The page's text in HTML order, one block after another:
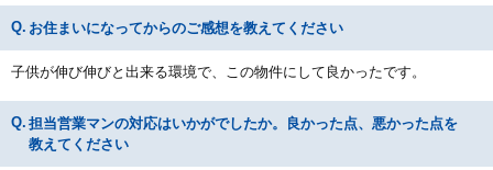
お住まいになってからのご感想を教えてください
子供が伸び伸びと出来る環境で、この物件にして良かったです。
担当営業マンの対応はいかがでしたか。良かった点、悪かった点を
教えてください